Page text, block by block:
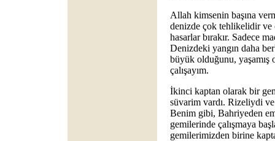
Allah kimsenin başına
denizde çok tehlikelidir ve
hasarlar bırakır. Sadece
Denizdeki yangın daha
büyük olduğunu,
çalışayım.
İkinci kaptan olarak bir
süvarim vardı. Rizeliydi
Benim gibi, Bahriyeden
gemilerinde çalışmaya
gemilerimizden birine